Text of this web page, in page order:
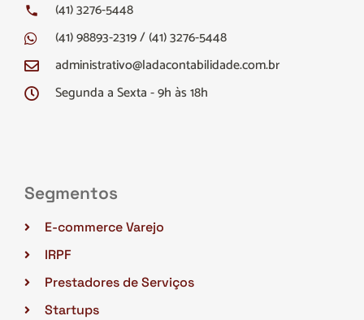
(41) 3276-5448
(41) 98893-2319 / (41) 3276-5448
administrativo@ladacontabilidade.com.br
Segunda a Sexta - 9h às 18h
Segmentos
E-commerce Varejo
IRPF
Prestadores de Serviços
Startups